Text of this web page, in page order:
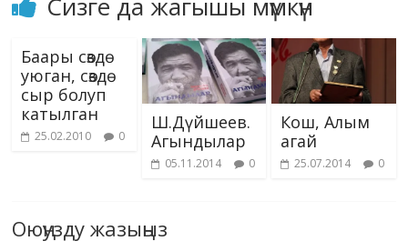
Сизге да жагышы мүмкүн
Баары сөздө
уюган, сөздө
сыр болуп
катылган
25.02.2010 0
Ш.Дүйшеев.
Агындылар
05.11.2014 0
Кош, Алым
агай
25.07.2014 0
Оюңузду жазыңыз